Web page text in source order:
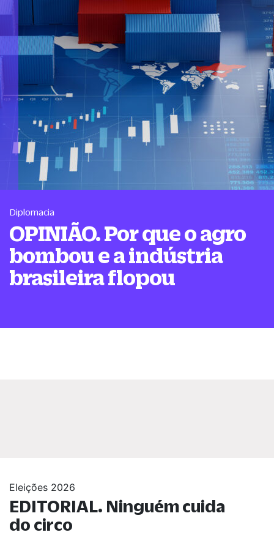
Diplomacia
OPINIÃO. Por que o agro
bombou e a indústria
brasileira flopou
Eleições 2026
EDITORIAL. Ninguém cuida
do circo